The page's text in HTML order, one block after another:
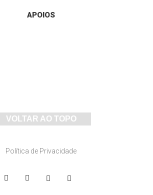
APOIOS
VOLTAR AO TOPO
Política de Privacidade